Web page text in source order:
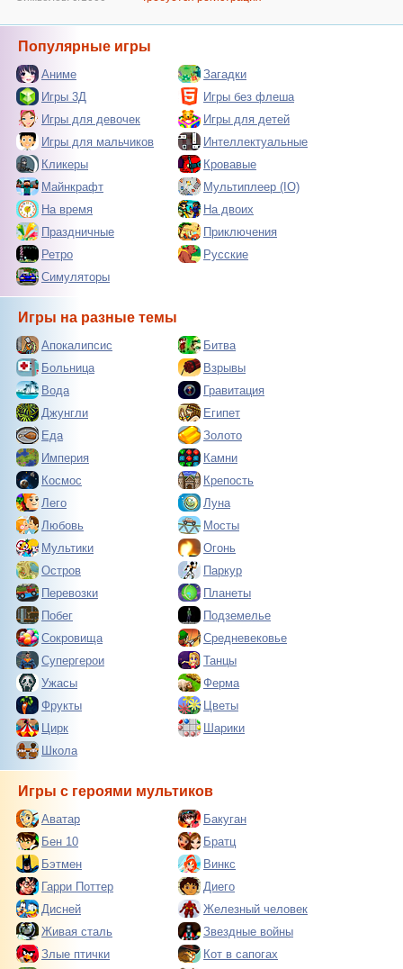
Популярные игры
Аниме
Загадки
Игры 3Д
Игры без флеша
Игры для девочек
Игры для детей
Игры для мальчиков
Интеллектуальные
Кликеры
Кровавые
Майнкрафт
Мультиплеер (IO)
На время
На двоих
Праздничные
Приключения
Ретро
Русские
Симуляторы
Игры на разные темы
Апокалипсис
Битва
Больница
Взрывы
Вода
Гравитация
Джунгли
Египет
Еда
Золото
Империя
Камни
Космос
Крепость
Лего
Луна
Любовь
Мосты
Мультики
Огонь
Остров
Паркур
Перевозки
Планеты
Побег
Подземелье
Сокровища
Средневековье
Супергерои
Танцы
Ужасы
Ферма
Фрукты
Цветы
Цирк
Шарики
Школа
Игры с героями мультиков
Аватар
Бакуган
Бен 10
Братц
Бэтмен
Винкс
Гарри Поттер
Диего
Дисней
Железный человек
Живая сталь
Звездные войны
Злые птички
Кот в сапогах